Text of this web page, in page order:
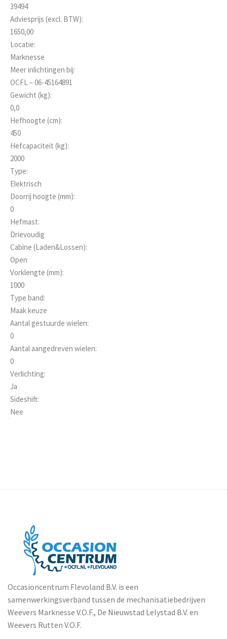
39494
Adviesprijs (excl. BTW):
1650,00
Locatie:
Marknesse
Meer inlichtingen bij:
OCFL – 06-45164891
Gewicht (kg):
0,0
Hefhoogte (cm):
450
Hefcapaciteit (kg):
2000
Type:
Elektrisch
Doorrij hoogte (mm):
0
Hefmast:
Drievoudig
Cabine (Laden&Lossen):
Open
Vorklengte (mm):
1000
Type band:
Maak keuze
Aantal gestuurde wielen:
0
Aantal aangedreven wielen:
0
Verlichting:
Ja
Sideshift:
Nee
Occasioncentrum Flevoland B.V. is een
samenwerkingsverband tussen de mechanisatiebedrijven
Weevers Marknesse V.O.F., De Nieuwstad Lelystad B.V. en
Weevers Rutten V.O.F.